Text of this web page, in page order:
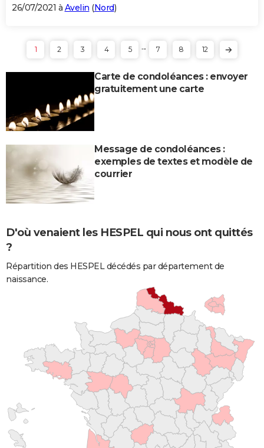
26/07/2021 à Avelin (Nord)
1 2 3 4 5 ... 7 8 12
Carte de condoléances : envoyer
gratuitement une carte
Message de condoléances :
exemples de textes et modèle de
courrier
D'où venaient les HESPEL qui nous ont quittés
?
Répartition des HESPEL décédés par département de
naissance.